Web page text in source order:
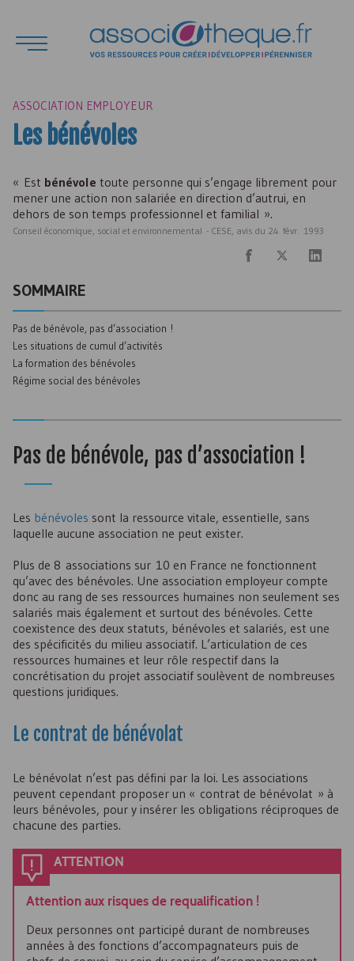
ASSOCIATION EMPLOYEUR
Les bénévoles
« Est bénévole toute personne qui s’engage librement pour
mener une action non salariée en direction d’autrui, en
dehors de son temps professionnel et familial ».
Conseil économique, social et environnemental - CESE, avis du 24 févr. 1993
SOMMAIRE
Pas de bénévole, pas d’association !
Les situations de cumul d’activités
La formation des bénévoles
Régime social des bénévoles
Pas de bénévole, pas d’association !
Les bénévoles sont la ressource vitale, essentielle, sans
laquelle aucune association ne peut exister.
Plus de 8 associations sur 10 en France ne fonctionnent
qu’avec des bénévoles. Une association employeur compte
donc au rang de ses ressources humaines non seulement ses
salariés mais également et surtout des bénévoles. Cette
coexistence des deux statuts, bénévoles et salariés, est une
des spécificités du milieu associatif. L’articulation de ces
ressources humaines et leur rôle respectif dans la
concrétisation du projet associatif soulèvent de nombreuses
questions juridiques.
Le contrat de bénévolat
Le bénévolat n’est pas défini par la loi. Les associations
peuvent cependant proposer un « contrat de bénévolat » à
leurs bénévoles, pour y insérer les obligations réciproques de
chacune des parties.
ATTENTION
Attention aux risques de requalification !
Deux personnes ont participé durant de nombreuses
années à des fonctions d’accompagnateurs puis de